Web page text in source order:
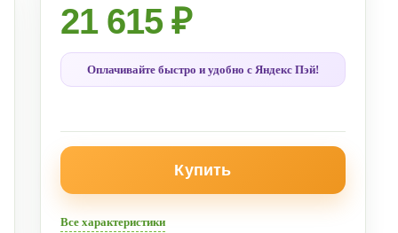
21 615 ₽
Оплачивайте быстро и удобно с Яндекс Пэй!
Купить
Все характеристики